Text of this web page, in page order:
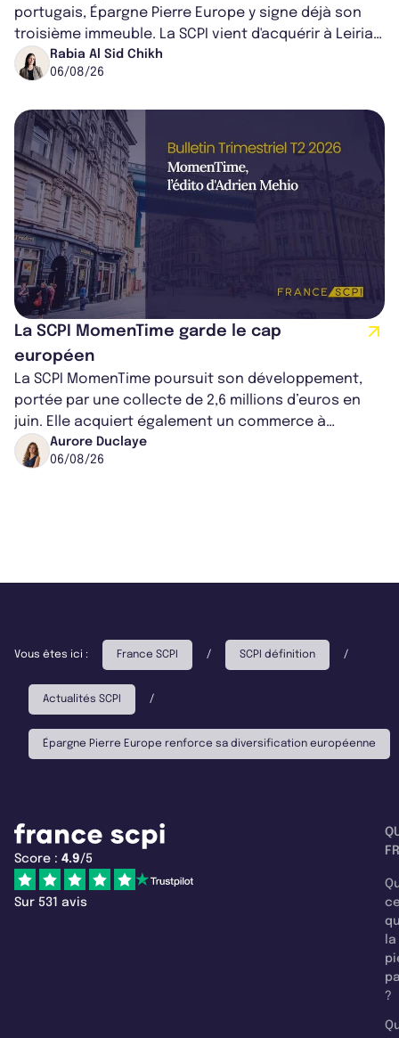
portugais, Épargne Pierre Europe y signe déjà son
troisième immeuble. La SCPI vient d'acquérir à Leiria,
dans le centre du pays, un établis...
Rabia Al Sid Chikh
06/08/26
La SCPI MomenTime garde le cap
européen
La SCPI MomenTime poursuit son développement,
portée par une collecte de 2,6 millions d’euros en
juin. Elle acquiert également un commerce à
Worcester, place une plateforme logisti...
Aurore Duclaye
06/08/26
Vous êtes ici : France SCPI / SCPI définition /
Actualités SCPI /
Épargne Pierre Europe renforce sa diversification européenne
Score : 4.9/5
Sur 531 avis
la
?